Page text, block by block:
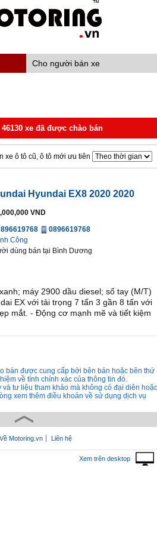
Cho người bán xe
xe đã được chào bán
xe ô tô cũ, ô tô mới ưu tiên
Hyundai EX8 2020 2020
VND
0896619768
Công
dùng bán tại Bình Dương
máy 2900 dầu diesel; số tay (M/T)
EX với tải trọng 7 tấn 3 gần 8 tấn với
mắt. - Động cơ mạnh mẽ và tiết kiệm
bán được cung cấp bởi bên bán hoặc bên thứ
về tính chính xác của thông tin đó.
và tư liệu tham khảo mà không có đại diên hoặc
xem thêm điều khoản về sử dụng dịch vụ
Về Motoring.vn Liên hệ
Xem trên desktop